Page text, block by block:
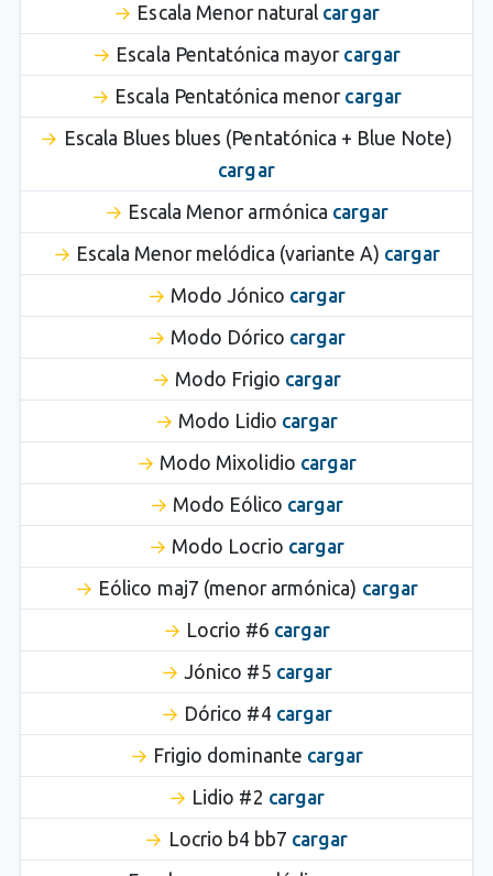
Escala Menor natural cargar
Escala Pentatónica mayor cargar
Escala Pentatónica menor cargar
Escala Blues blues (Pentatónica + Blue Note)
cargar
Escala Menor armónica cargar
Escala Menor melódica (variante A) cargar
Modo Jónico cargar
Modo Dórico cargar
Modo Frigio cargar
Modo Lidio cargar
Modo Mixolidio cargar
Modo Eólico cargar
Modo Locrio cargar
Eólico maj7 (menor armónica) cargar
Locrio #6 cargar
Jónico #5 cargar
Dórico #4 cargar
Frigio dominante cargar
Lidio #2 cargar
Locrio b4 bb7 cargar